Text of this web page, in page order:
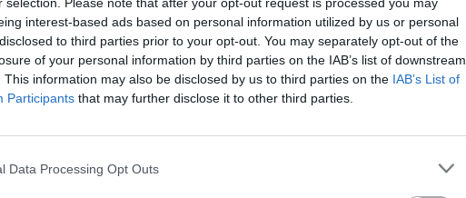
interest-based ads based on personal information utilized by us or personal
to third parties prior to your opt-out. You may separately opt-out of the
of your personal information by third parties on the IAB’s list of downstream
This information may also be disclosed by us to third parties on the IAB’s List of
Participants that may further disclose it to other third parties.
Data Processing Opt Outs
Dosud
je soubor esejů k
který
eseje
doprovodil Jan
Palán, Aleš; Šibík, Jan: Raději
zešílet v divočině: Setkání s
šumavskými samotáři
rok vydání: 2018
Koupit na Kosmas.cz
Někteří si postavili v lese
případně na horských